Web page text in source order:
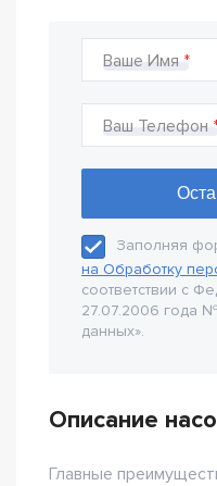
Ваше Имя
Ваш Телефон
Заполняя
на Обработку
соответствии с
27.07.2006 года
данных».
Описание
Главные